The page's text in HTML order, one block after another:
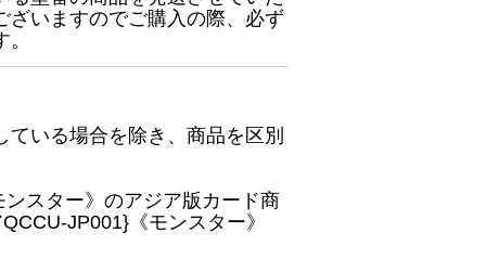
ざいますのでご購入の際、必ず
いる場合を除き、商品を区別
スター》のアジア版カード商
JP001}《モンスター》